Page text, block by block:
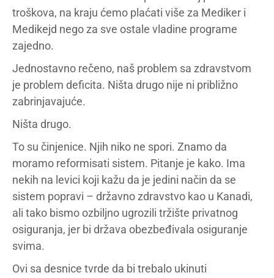
troškova, na kraju ćemo plaćati više za Mediker i
Medikejd nego za sve ostale vladine programe
zajedno.
Jednostavno rečeno, naš problem sa zdravstvom
je problem deficita. Ništa drugo nije ni približno
zabrinjavajuće.
Ništa drugo.
To su činjenice. Njih niko ne spori. Znamo da
moramo reformisati sistem. Pitanje je kako. Ima
nekih na levici koji kažu da je jedini način da se
sistem popravi – državno zdravstvo kao u Kanadi,
ali tako bismo ozbiljno ugrozili tržište privatnog
osiguranja, jer bi država obezbeđivala osiguranje
svima.
Ovi sa desnice tvrde da bi trebalo ukinuti